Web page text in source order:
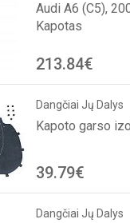
Audi A6 (C5),
Kapotas
213.84€
Dangčiai Jų Dalys
Kapoto garso
39.79€
Dangčiai Jų Dalys